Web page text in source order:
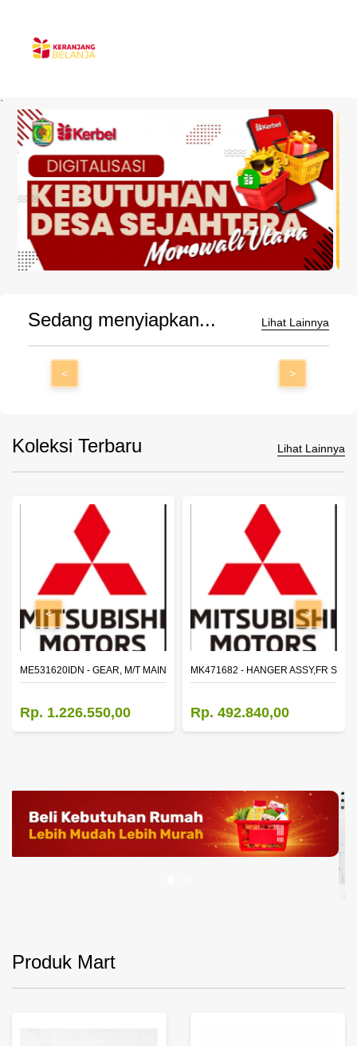
`
Sedang menyiapkan... Lihat Lainnya
< >
Koleksi Terbaru Lihat Lainnya
2ND SPEED (M035S5)
ME531620IDN - GEAR, M/T MAIN SHAFT REVERSE
Rp. 1.226.550,00
MK471682 - HANGER ASSY,FR
Rp. 492.840,00
< >
Produk Mart